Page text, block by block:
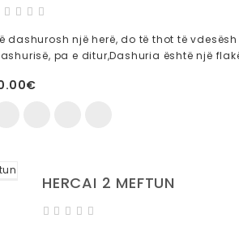
dashurosh një herë, do të thot të
pa e ditur,Dashuria është një
HERCAI 2 MEFTUN